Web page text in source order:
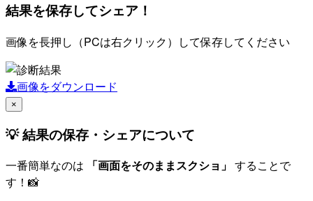
結果を保存してシェア！
画像を長押し（PCは右クリック）して保存してください
画像をダウンロード
×
💡 結果の保存・シェアについて
一番簡単なのは 「画面をそのままスクショ」 することで
す！📸